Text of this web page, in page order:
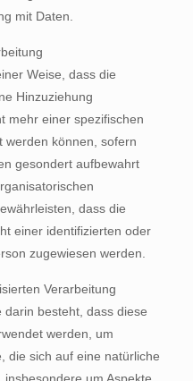
mit Daten.
Weise, dass die
Hinzuziehung
mehr einer spezifischen
werden können, sofern
gesondert aufbewahrt
dass die
einer identifizierten oder
zugewiesen werden.
Verarbeitung
besteht, dass diese
werden, um
die sich auf eine natürliche